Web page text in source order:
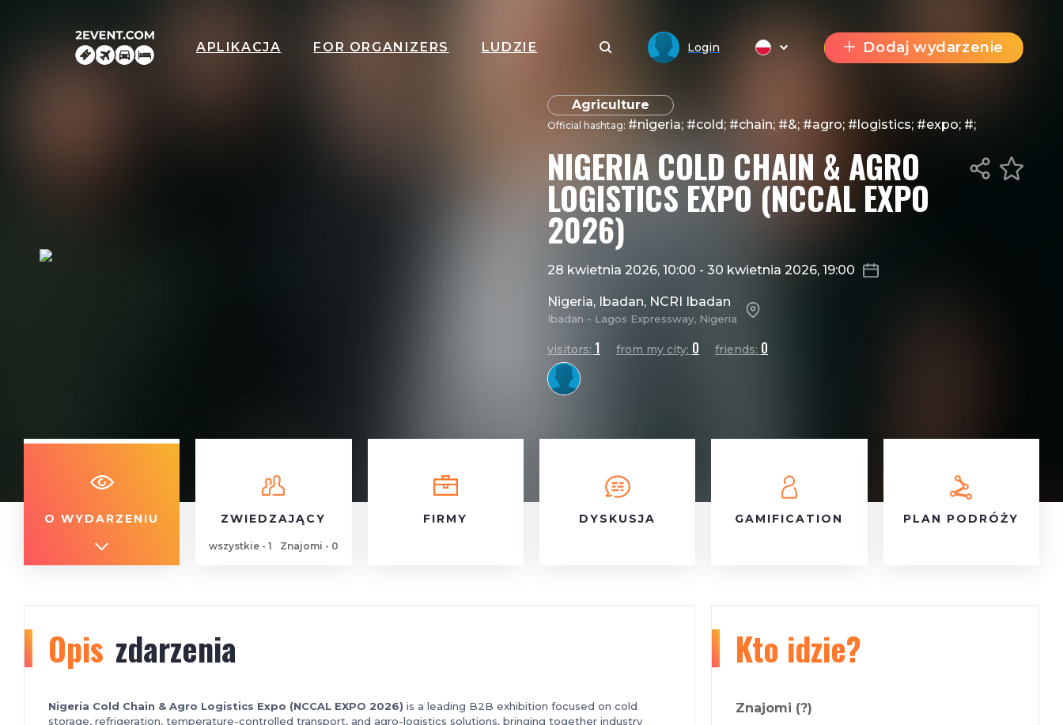
APLIKACJA FOR ORGANIZERS LUDZIE Login Dodaj wydarzenie
Agriculture
Official hashtag: #nigeria; #cold; #chain; #&; #agro; #logistics; #expo; #;
NIGERIA COLD CHAIN & AGRO
LOGISTICS EXPO (NCCAL EXPO
2026)
28 kwietnia 2026, 10:00 - 30 kwietnia 2026, 19:00
Nigeria, Ibadan, NCRI Ibadan
Ibadan - Lagos Expressway, Nigeria
visitors: 1 from my city: 0 friends: 0
O WYDARZENIU ZWIEDZAJĄCY
wszystkie - 1 Znajomi - 0
FIRMY DYSKUSJA GAMIFICATION PLAN PODRÓŻY
Opis zdarzenia
Nigeria Cold Chain & Agro Logistics Expo (NCCAL EXPO 2026) is a leading B2B exhibition focused on cold
storage, refrigeration, temperature-controlled transport, and agro-logistics solutions, bringing together industry
Kto idzie?
Znajomi (?)